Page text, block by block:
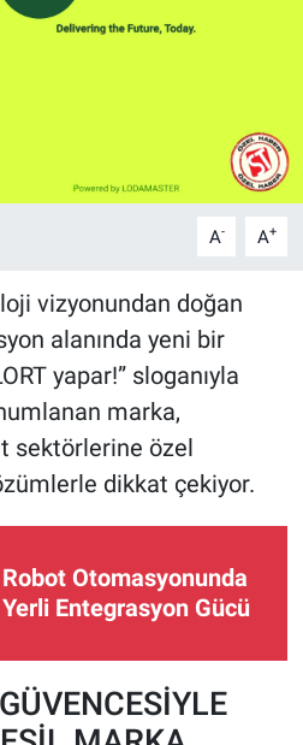
A- A+
vizyonundan doğan
alanında yeni bir
yapar!” sloganıyla
marka,
sektörlerine özel
dikkat çekiyor.
Robot Otomasyonunda
Yerli Entegrasyon Gücü